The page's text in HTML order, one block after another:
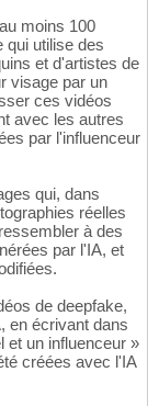
moins 100
qui utilise des
et d'artistes de
visage par un
ces vidéos
avec les autres
par l'influenceur
qui, dans
réelles
à des
par l'IA, et
de deepfake,
en écrivant dans
et un influenceur »
créées avec l'IA